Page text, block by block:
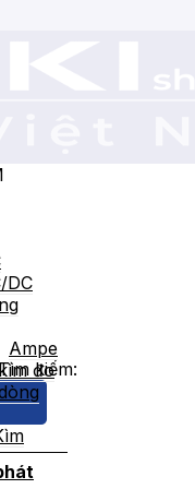
Tìm kiếm:
DC
Ampe
kìm đo